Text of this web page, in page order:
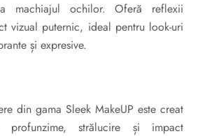
machiajul ochilor. Oferă reflexii
vizual puternic, ideal pentru look-uri
și expresive.
din gama Sleek MakeUP este creat
strălucire și impact